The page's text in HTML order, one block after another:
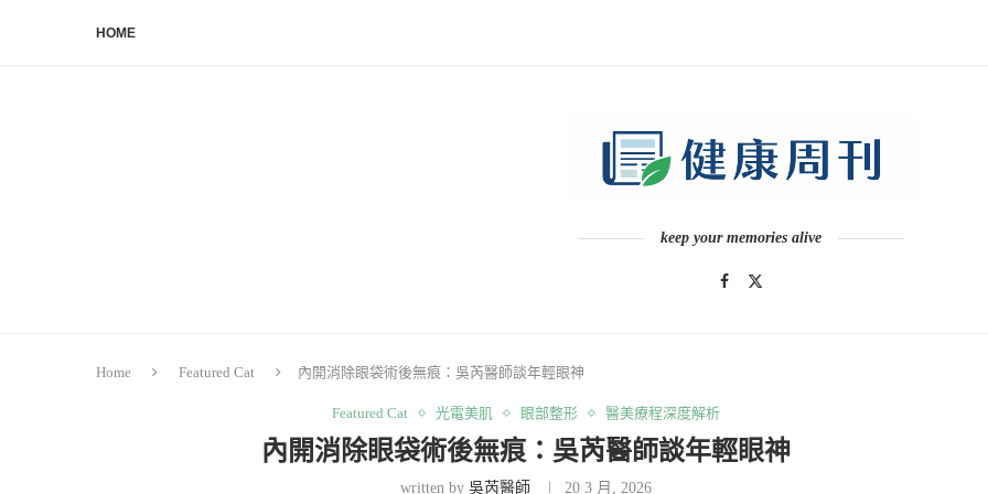
HOME
keep your memories alive
Home Featured Cat 內開消除眼袋術後無痕：吳芮醫師談年輕眼神
Featured Cat 光電美肌 眼部整形 醫美療程深度解析
內開消除眼袋術後無痕：吳芮醫師談年輕眼神
written by 吳芮醫師 20 3 月, 2026